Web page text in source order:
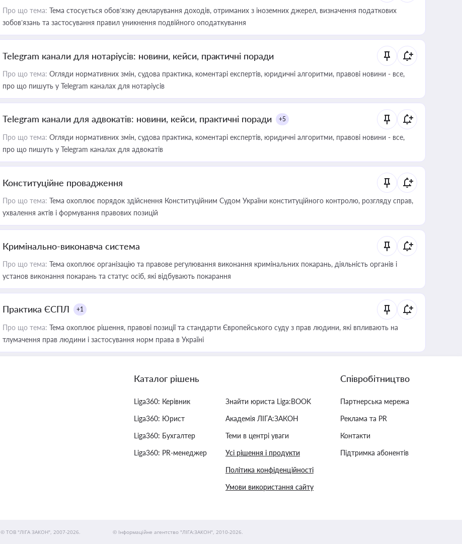
Про що тема: Тема стосується обов’язку декларування доходів, отриманих з іноземних джерел, визначення податкових
зобов’язань та застосування правил уникнення подвійного оподаткування
Telegram канали для нотаріусів: новини, кейси, практичні поради
Про що тема: Огляди нормативних змін, судова практика, коментарі експертів, юридичні алгоритми, правові новини - все,
про що пишуть у Telegram каналах для нотаріусів
Telegram канали для адвокатів: новини, кейси, практичні поради +5
Про що тема: Огляди нормативних змін, судова практика, коментарі експертів, юридичні алгоритми, правові новини - все,
про що пишуть у Telegram каналах для адвокатів
Конституційне провадження
Про що тема: Тема охоплює порядок здійснення Конституційним Судом України конституційного контролю, розгляду справ,
ухвалення актів і формування правових позицій
Кримінально-виконавча система
Про що тема: Тема охоплює організацію та правове регулювання виконання кримінальних покарань, діяльність органів і
установ виконання покарань та статус осіб, які відбувають покарання
Практика ЄСПЛ +1
Про що тема: Тема охоплює рішення, правові позиції та стандарти Європейського суду з прав людини, які впливають на
тлумачення прав людини і застосування норм права в Україні
Каталог рішень
Liga360: Керівник
Liga360: Юрист
Liga360: Бухгалтер
Liga360: PR-менеджер
Знайти юриста Liga:BOOK
Академія ЛІГА:ЗАКОН
Теми в центрі уваги
Усі рішення і продукти
Політика конфіденційності
Умови використання сайту
Співробітництво
Партнерська мережа
Реклама та PR
Контакти
Підтримка абонентів
© ТОВ "ЛІГА ЗАКОН", 2007-2026. © Інформаційне агентство "ЛІГА:ЗАКОН", 2010-2026.